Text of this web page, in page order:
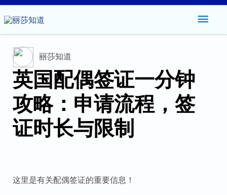
主
丽莎知道
英国配偶签证一分钟
攻略：申请流程，签
证时长与限制
这里是有关配偶签证的重要信息！